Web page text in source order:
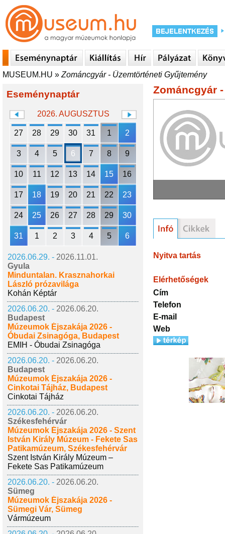
MUSEUM.HU » Zománcgyár - Üzemtörténeti Gyűjtemény
Eseménynaptár
2026. AUGUSZTUS
27 28 29 30 31 1 2
3 4 5 6 7 8 9
10 11 12 13 14 15 16
17 18 19 20 21 22 23
24 25 26 27 28 29 30
31 1 2 3 4 5 6
2026.06.29. - 2026.11.01.
Gyula
Minduntalan. Krasznahorkai
László prózavilága
Kohán Képtár
2026.06.20. - 2026.06.20.
Budapest
Múzeumok Éjszakája 2026 -
Óbudai Zsinagóga, Budapest
EMIH - Óbudai Zsinagóga
2026.06.20. - 2026.06.20.
Budapest
Múzeumok Éjszakája 2026 -
Cinkotai Tájház, Budapest
Cinkotai Tájház
2026.06.20. - 2026.06.20.
Székesfehérvár
Múzeumok Éjszakája 2026 - Szent
István Király Múzeum - Fekete Sas
Patikamúzeum, Székesfehérvár
Szent István Király Múzeum –
Fekete Sas Patikamúzeum
2026.06.20. - 2026.06.20.
Sümeg
Múzeumok Éjszakája 2026 -
Sümegi Vár, Sümeg
Vármúzeum
Zománcgyár
Nyitva tartás
Elérhetőségek
Cím
Telefon
E-mail
Web